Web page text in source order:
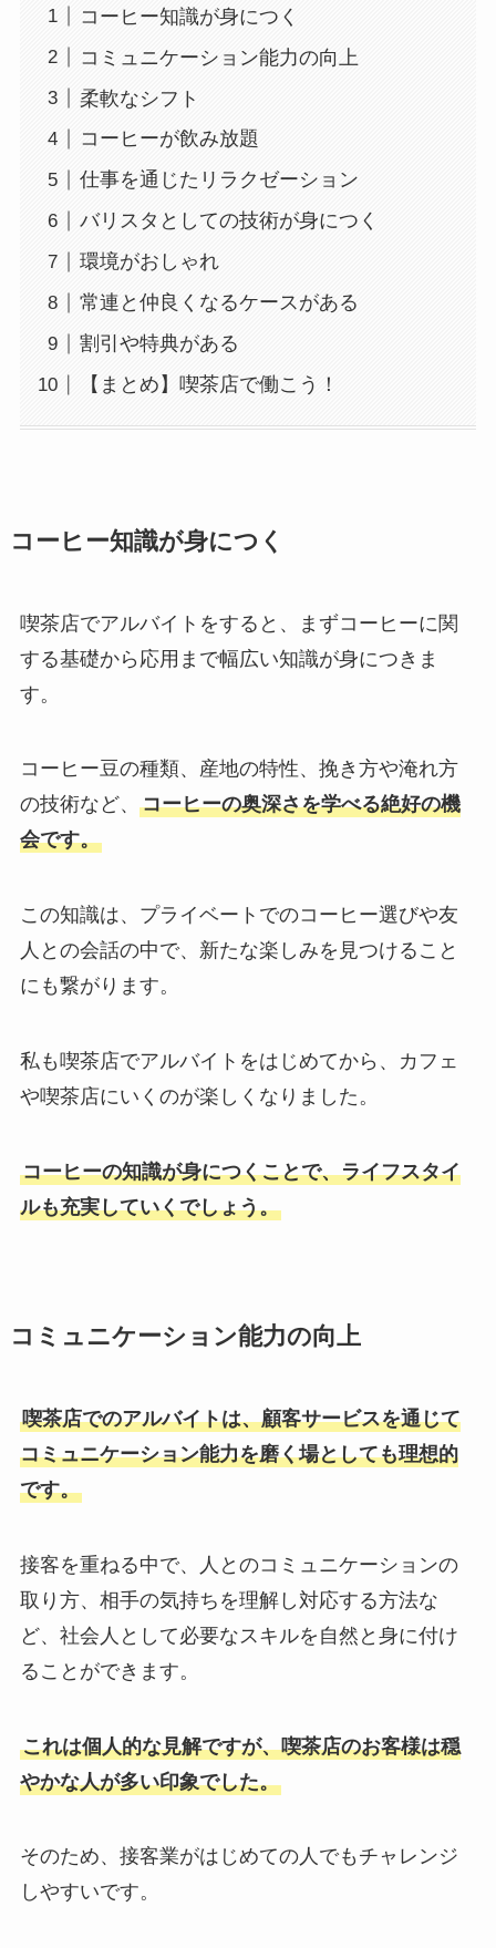
コーヒー知識が身につく
コミュニケーション能力の向上
柔軟なシフト
コーヒーが飲み放題
仕事を通じたリラクゼーション
バリスタとしての技術が身につく
環境がおしゃれ
常連と仲良くなるケースがある
割引や特典がある
【まとめ】喫茶店で働こう！
コーヒー知識が身につく
喫茶店でアルバイトをすると、まずコーヒーに関
する基礎から応用まで幅広い知識が身につきま
す。
コーヒー豆の種類、産地の特性、挽き方や淹れ方
の技術など、 コーヒーの奥深さを学べる絶好の機
会です。
この知識は、プライベートでのコーヒー選びや友
人との会話の中で、新たな楽しみを見つけること
にも繋がります。
私も喫茶店でアルバイトをはじめてから、カフェ
や喫茶店にいくのが楽しくなりました。
コーヒーの知識が身につくことで、ライフスタイ
ルも充実していくでしょう。
コミュニケーション能力の向上
喫茶店でのアルバイトは、顧客サービスを通じて
コミュニケーション能力を磨く場としても理想的
です。
接客を重ねる中で、人とのコミュニケーションの
取り方、相手の気持ちを理解し対応する方法な
ど、社会人として必要なスキルを自然と身に付け
ることができます。
これは個人的な見解ですが、喫茶店のお客様は穏
やかな人が多い印象でした。
そのため、接客業がはじめての人でもチャレンジ
しやすいです。